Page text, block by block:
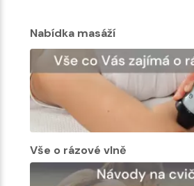
Nabídka masáží
Vše o rázové vlně